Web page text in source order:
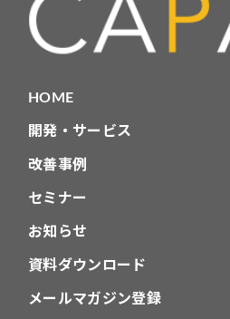
ー
シ
ンHOME
開発・サービス
改善事例
セミナー
お知らせ
資料ダウンロード
メールマガジン登録